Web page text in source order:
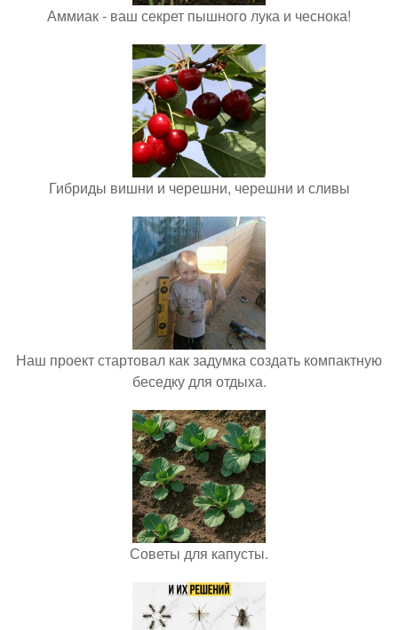
Аммиак - ваш секрет пышного лука и чеснока!
Гибриды вишни и черешни, черешни и сливы
Наш проект стартовал как задумка создать компактную
беседку для отдыха.
Советы для капусты.